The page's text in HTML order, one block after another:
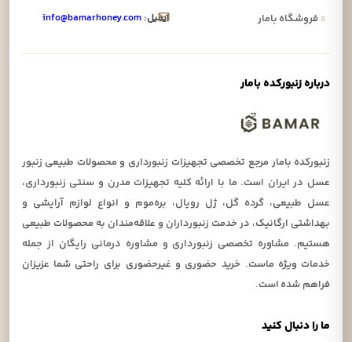
ما را دنبال کنید
»فروشگاه بامار
ایمیل: info@bamarhoney.com
درباره زنبورکده بامار
زنبورکده بامار مرجع تخصصی تجهیزات زنبورداری و محصولات طبیعی زنبور
عسل در ایران است. ما با ارائه کلیه تجهیزات مدرن و سنتی زنبورداری،
عسل طبیعی، گرده گل، ژل رویال، بره‌موم و انواع لوازم آرایشی و
بهداشتی ارگانیک، در خدمت زنبورداران و علاقه‌مندان به محصولات طبیعی
هستیم. مشاوره تخصصی زنبورداری و مشاوره درمانی رایگان از جمله
خدمات ویژه ماست. خرید حضوری و غیرحضوری برای راحتی شما عزیزان
فراهم شده است.